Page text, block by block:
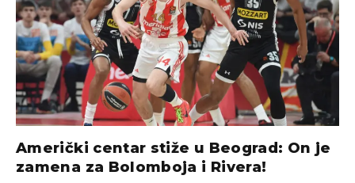
Američki centar stiže u Beograd: On je
zamena za Bolomboja i Rivera!